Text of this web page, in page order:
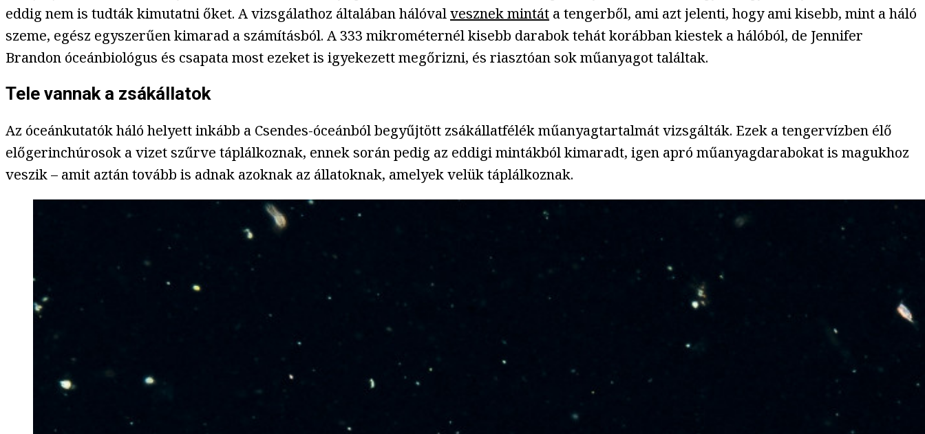
eddig nem is tudták kimutatni őket. A vizsgálathoz általában hálóvalvesznek mintát a tengerből, ami azt jelenti, hogy ami kisebb, mint a háló
szeme, egész egyszerűen kimarad a számításból. A 333 mikrométernél kisebb darabok tehát korábban kiestek a hálóból, de Jennifer
Brandon óceánbiológus és csapata most ezeket is igyekezett megőrizni, és riasztóan sok műanyagot találtak.
Tele vannak a zsákállatok
Az óceánkutatók háló helyett inkább a Csendes-óceánból begyűjtött zsákállatfélék műanyagtartalmát vizsgálták. Ezek a tengervízben élő
előgerinchúrosok a vizet szűrve táplálkoznak, ennek során pedig az eddigi mintákból kimaradt, igen apró műanyagdarabokat is magukhoz
veszik – amit aztán tovább is adnak azoknak az állatoknak, amelyek velük táplálkoznak.